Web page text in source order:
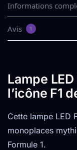
Informations
Avis 1
Lampe
l’icône F1
Cette lampe LED
monoplaces
Formule 1.